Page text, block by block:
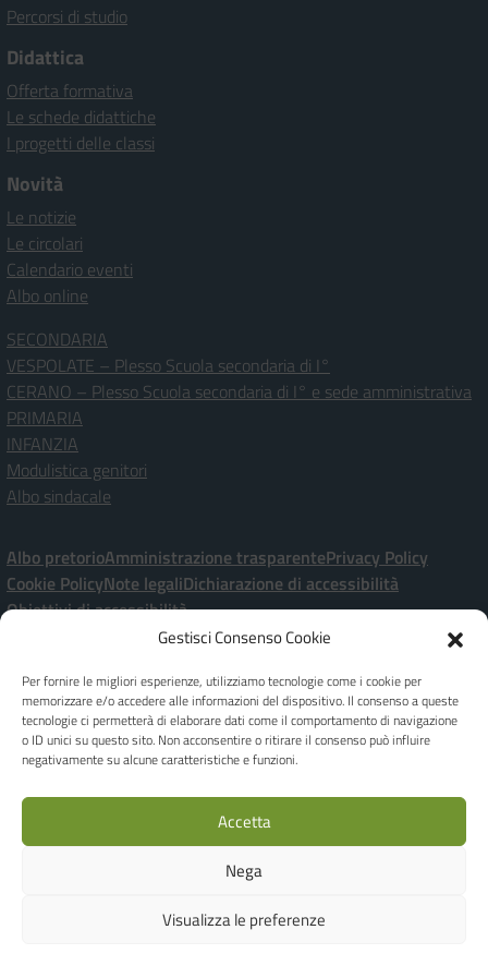
Gestisci Consenso Cookie
Per fornire le migliori esperienze, utilizziamo tecnologie come i cookie per
memorizzare e/o accedere alle informazioni del dispositivo. Il consenso a queste
tecnologie ci permetterà di elaborare dati come il comportamento di navigazione
o ID unici su questo sito. Non acconsentire o ritirare il consenso può influire
negativamente su alcune caratteristiche e funzioni.
Accetta
Nega
Visualizza le preferenze
Percorsi di studio
Didattica
Offerta formativa
Le schede didattiche
I progetti delle classi
Novità
Le notizie
Le circolari
Calendario eventi
Albo online
SECONDARIA
VESPOLATE – Plesso Scuola secondaria di I°
CERANO – Plesso Scuola secondaria di I° e sede amministrativa
PRIMARIA
INFANZIA
Modulistica genitori
Albo sindacale
Albo pretorioAmministrazione trasparentePrivacy Policy
Cookie PolicyNote legaliDichiarazione di accessibilità
Obiettivi di accessibilità
Istituto Comprensivo Statale “P. Ramati” | Viale Marchetti, 20 – 28065
CERANO [NO]
[+39] 0321-728182 | noic80900a@istruzione.it | Codice meccanografico:
Dirigente Scolastica: Dott.ssa Giuseppina FEROLO
Responsabile della Protezione dei dati - DPO Privacy: Ing. Luca Corbellini -
IBAN: IT19M0306945710100000046035 | Codice Univoco Ufficio per
WEB'S RIVER